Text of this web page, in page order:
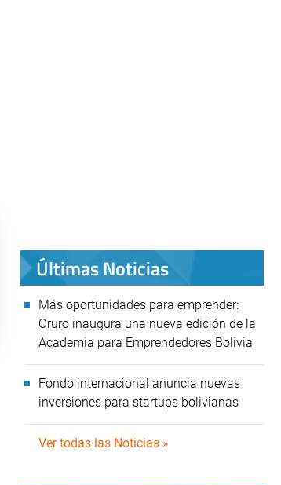
Últimas Noticias
Más oportunidades para emprender:
Oruro inaugura una nueva edición de la
Academia para Emprendedores Bolivia
Fondo internacional anuncia nuevas
inversiones para startups bolivianas
Ver todas las Noticias »